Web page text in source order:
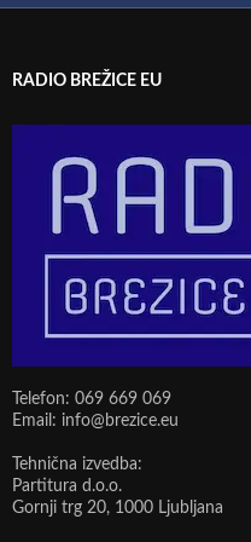
RADIO BREŽICE EU
Telefon: 069 669 069
Email: info@brezice.eu
Tehnična izvedba:
Partitura d.o.o.
Gornji trg 20, 1000 Ljubljana